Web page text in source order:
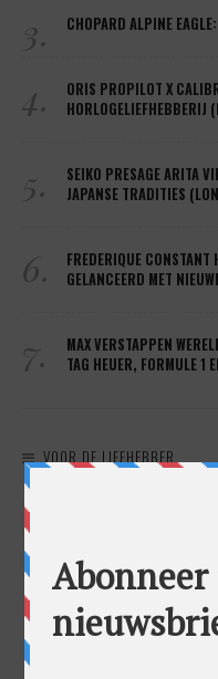
3. CHOPARD ALPINE
4.
ORIS PROPILOT X
HORLOGELIEFHEBBERIJ
5.
SEIKO PRESAGE ARITA
JAPANSE TRADITIES
6.
FREDERIQUE
GELANCEERD MET
7.
MAX VERSTAPPEN
TAG HEUER, FORMULE 1
VOOR DE LIEFHEBBER